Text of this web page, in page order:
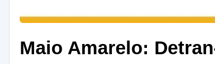
Maio Amarelo: